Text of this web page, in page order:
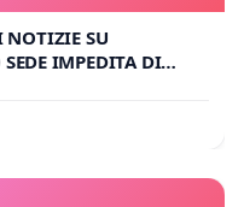
NOTIZIE SU
IMPEDITA DI